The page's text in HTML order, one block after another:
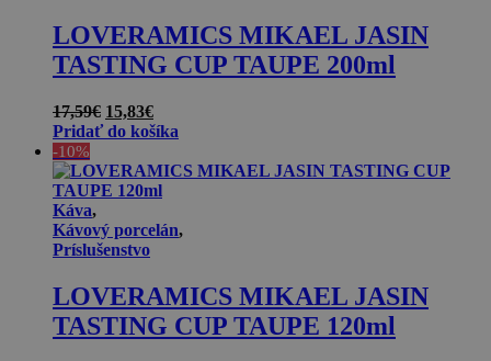
LOVERAMICS MIKAEL JASIN
TASTING CUP TAUPE 200ml
17,59€ Pôvodná
cena
17,59€.
15,83€Aktuálna
cena
15,83€.
Pridať do košíka
-10%
Káva,
Kávový porcelán,
Príslušenstvo
LOVERAMICS MIKAEL JASIN
TASTING CUP TAUPE 120ml